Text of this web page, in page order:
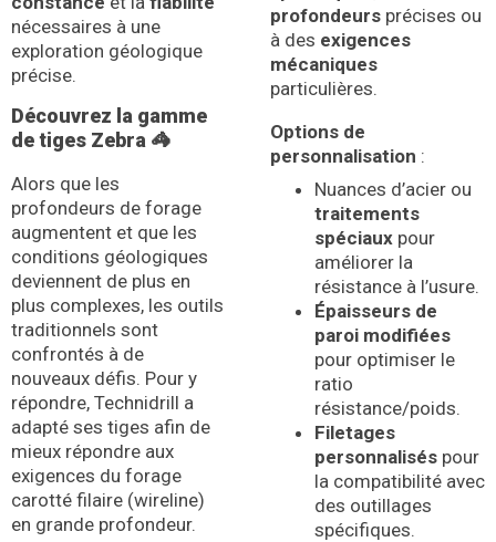
nécessaires à une
exploration géologique
précise.
Découvrez la gamme
de tiges Zebra 🦓
Alors que les
profondeurs de forage
augmentent et que les
conditions géologiques
deviennent de plus en
plus complexes, les outils
traditionnels sont
confrontés à de
nouveaux défis. Pour y
répondre, Technidrill a
adapté ses tiges afin de
mieux répondre aux
exigences du forage
carotté filaire (wireline)
en grande profondeur.
profondeurs précises ou
à des exigences
mécaniques
particulières.
Options de
personnalisation :
Nuances d’acier ou
traitements
spéciaux pour
améliorer la
résistance à l’usure.
Épaisseurs de
paroi modifiées
pour optimiser le
ratio
résistance/poids.
Filetages
personnalisés pour
la compatibilité avec
des outillages
spécifiques.